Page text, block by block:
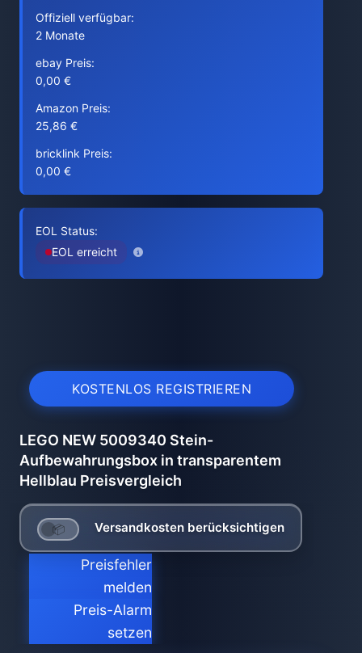
Offiziell verfügbar:
2 Monate
ebay Preis:
0,00 €
Amazon Preis:
25,86 €
bricklink Preis:
0,00 €
EOL Status:
EOL erreicht
KOSTENLOS REGISTRIEREN
LEGO NEW 5009340 Stein-
Aufbewahrungsbox in transparentem
Hellblau Preisvergleich
Versandkosten berücksichtigen
Preisfehler
melden
Preis-Alarm
setzen